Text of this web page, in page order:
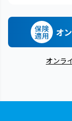
保険
適用 オ
オンラ